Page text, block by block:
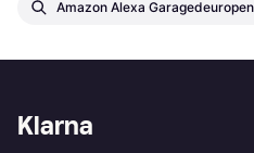
Amazon Alexa
Klarna